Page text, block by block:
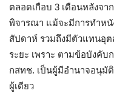
ตลอดเกือบ 3 เดือนหลังจ
พิจารณา แม้จะมีการทำหนั
สัปดาห์ รวมถึงมีตัวแทนอุต
ระยะ เพราะ ตามข้อบังคั
กสทช. เป็นผู้มีอำนาจอนุมั
ผู้เดียว